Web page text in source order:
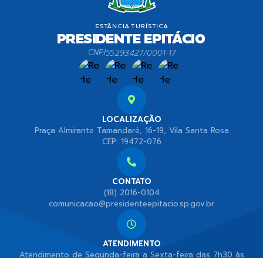
LOCALIZAÇÃO
Praça Almirante Tamandaré, 16-19, Vila Santa Rosa
CEP: 19472-076
CONTATO
(18) 2016-0104
comunicacao@presidenteepitacio.sp.gov.br
ATENDIMENTO
Atendimento de Segunda-feira a Sexta-feira das 7h30 às
CNPJ55.293.427/0001-17